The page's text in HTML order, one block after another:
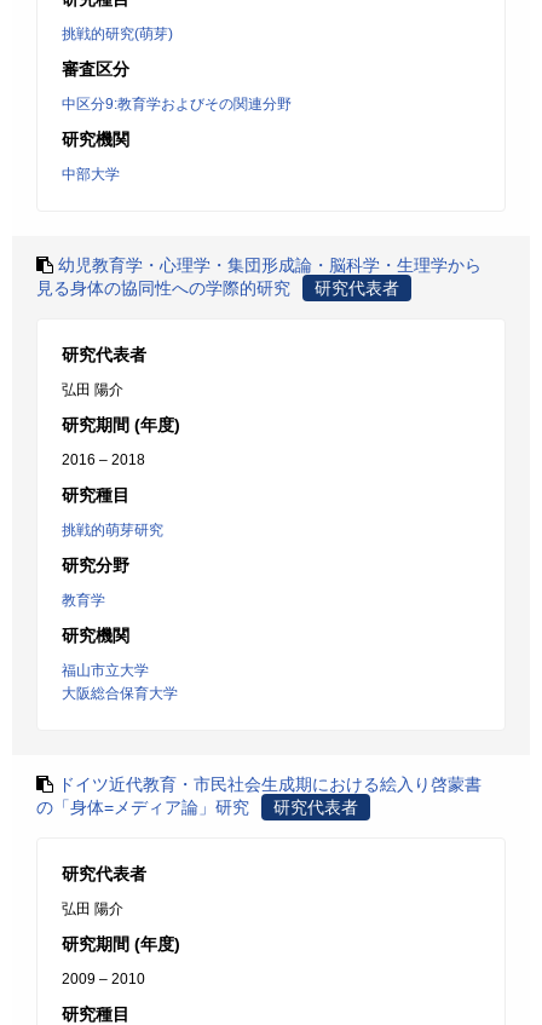
挑戦的研究(萌芽)
審査区分
中区分9:教育学およびその関連分野
研究機関
中部大学
幼児教育学・心理学・集団形成論・脳科学・生理学から
見る身体の協同性への学際的研究
研究代表者
研究代表者
弘田 陽介
研究期間 (年度)
2016 – 2018
研究種目
挑戦的萌芽研究
研究分野
教育学
研究機関
福山市立大学
大阪総合保育大学
ドイツ近代教育・市民社会生成期における絵入り啓蒙書
の「身体=メディア論」研究
研究代表者
研究代表者
弘田 陽介
研究期間 (年度)
2009 – 2010
研究種目